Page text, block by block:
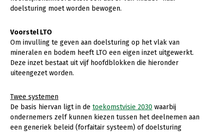
Paardenhouderij
Schapenhouderij
Varkenshouderij
Vleesveehouderij
Fruitteelt
Paddenstoelen
Vollegrondsgroente
Over LTO
LTO Nederland
Mensen
Medewerkers
Vakgroepbestuurders
Vacatures
Pers
doelsturing moet worden bewogen.
Voorstel LTO
Om invulling te geven aan doelsturing op het vlak van
mineralen en bodem heeft LTO een eigen inzet uitgewerkt.
Deze inzet bestaat uit vijf hoofdblokken die hieronder
uiteengezet worden.
Twee systemen
De basis hiervan ligt in de toekomstvisie 2030 waarbij
ondernemers zelf kunnen kiezen tussen het deelnemen aan
een generiek beleid (forfaitair systeem) of doelsturing